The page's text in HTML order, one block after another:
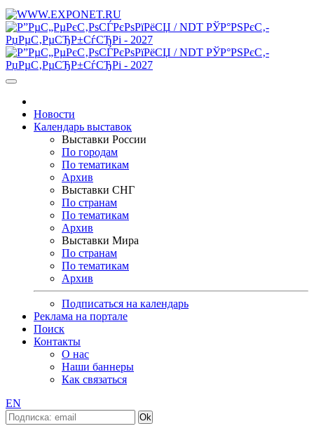
Новости
Календарь выставок
Выставки России
По городам
По тематикам
Архив
Выставки СНГ
По странам
По тематикам
Архив
Выставки Мира
По странам
По тематикам
Архив
Подписаться на календарь
Реклама на портале
Поиск
Контакты
О нас
Наши баннеры
Как связаться
EN